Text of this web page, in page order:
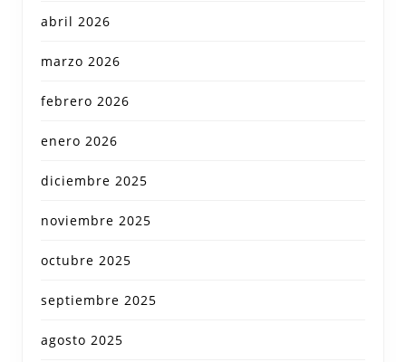
abril 2026
marzo 2026
febrero 2026
enero 2026
diciembre 2025
noviembre 2025
octubre 2025
septiembre 2025
agosto 2025